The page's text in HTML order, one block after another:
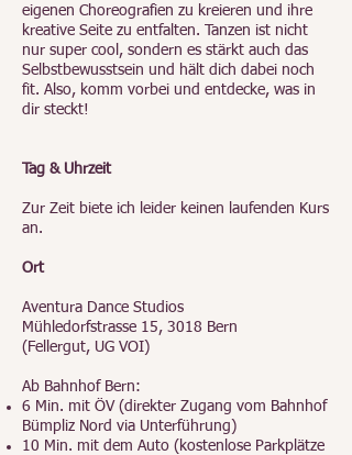
eigenen Choreografien zu kreieren und ihre
kreative Seite zu entfalten. Tanzen ist nicht
nur super cool, sondern es stärkt auch das
Selbstbewusstsein und hält dich dabei noch
fit. Also, komm vorbei und entdecke, was in
dir steckt!
Tag & Uhrzeit
Zur Zeit biete ich leider keinen laufenden Kurs
an.
Ort
Aventura Dance Studios
Mühledorfstrasse 15, 3018 Bern
(Fellergut, UG VOI)
Ab Bahnhof Bern:
6 Min. mit ÖV (direkter Zugang vom Bahnhof
Bümpliz Nord via Unterführung)
10 Min. mit dem Auto (kostenlose Parkplätze